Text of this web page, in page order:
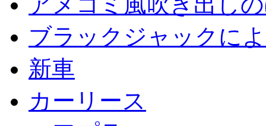
ブラックジャックに
新車
カーリース